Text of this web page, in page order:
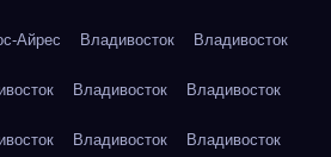
Айрес Владивосток Владивосток
Владивосток Владивосток
Владивосток Владивосток